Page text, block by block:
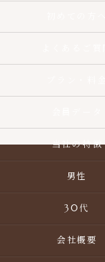
当社の特徴
男性
30代
会社概要